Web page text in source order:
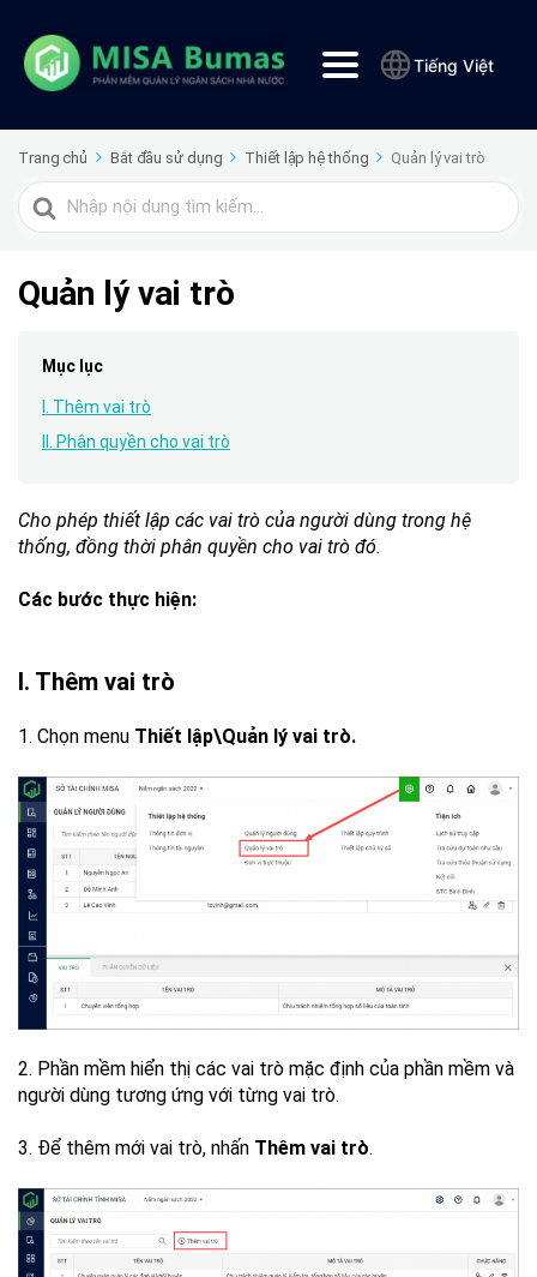
Tiếng Việt
Trang chủ Bắt đầu sử dụng Thiết lập hệ thống Quản lý vai trò
Tìm
kiếm
Quản lý vai trò
Mục lục
I. Thêm vai trò
II. Phân quyền cho vai trò
Cho phép thiết lập các vai trò của người dùng trong hệ
thống, đồng thời phân quyền cho vai trò đó.
Các bước thực hiện:
I. Thêm vai trò
1. Chọn menu Thiết lập\Quản lý vai trò.
2. Phần mềm hiển thị các vai trò mặc định của phần mềm và
người dùng tương ứng với từng vai trò.
3. Để thêm mới vai trò, nhấn Thêm vai trò.